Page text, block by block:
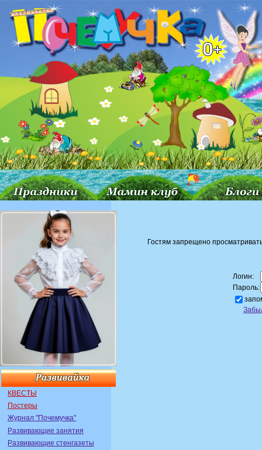
КВЕСТЫ
Постеры
Журнал "Почемучка"
Развивающие занятия
Развивающие стенгазеты
Гостям запрещено
Логин:
Пароль: